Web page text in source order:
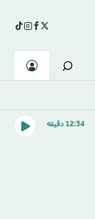
12:34 دقيقه